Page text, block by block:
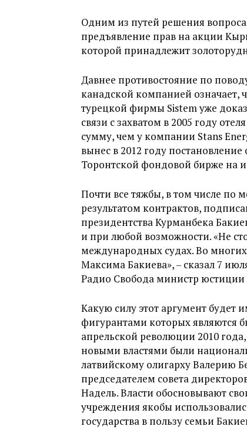
Одним из путей решения
предъявление прав на акции
которой принадлежит
Давнее противостояние по
канадской компанией означает,
турецкой фирмы Sistem уже
связи с захватом в 2005 году
сумму, чем у компании Stans
вынес в 2012 году
Торонтской фондовой бирже на
Почти все тяжбы, в том числе по
результатом контрактов,
президентства Курманбека
и при любой возможности. «Не
международных судах. Во многих
Максима Бакиева», – сказал 7
Радио Свобода министр
Какую силу этот аргумент будет
фигурантами которых являются
апрельской революции 2010
новыми властями были
латвийскому олигарху Валерию
председателем совета
Надель. Власти обосновывают
учреждения якобы
государства в пользу семьи